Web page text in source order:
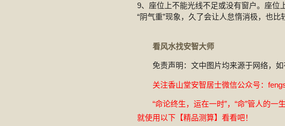
9、座位上不能光线不足或没有窗户。座位
“阴气重”现象，久了会让人怠惰消极，也比
看风水找安智大师
免责声明：文中图片均来源于网络，
关注香山堂安智居士微信公众号：
“命论终生，运在一时”，“命”管人的
就使用以下【精品测算】看看吧！